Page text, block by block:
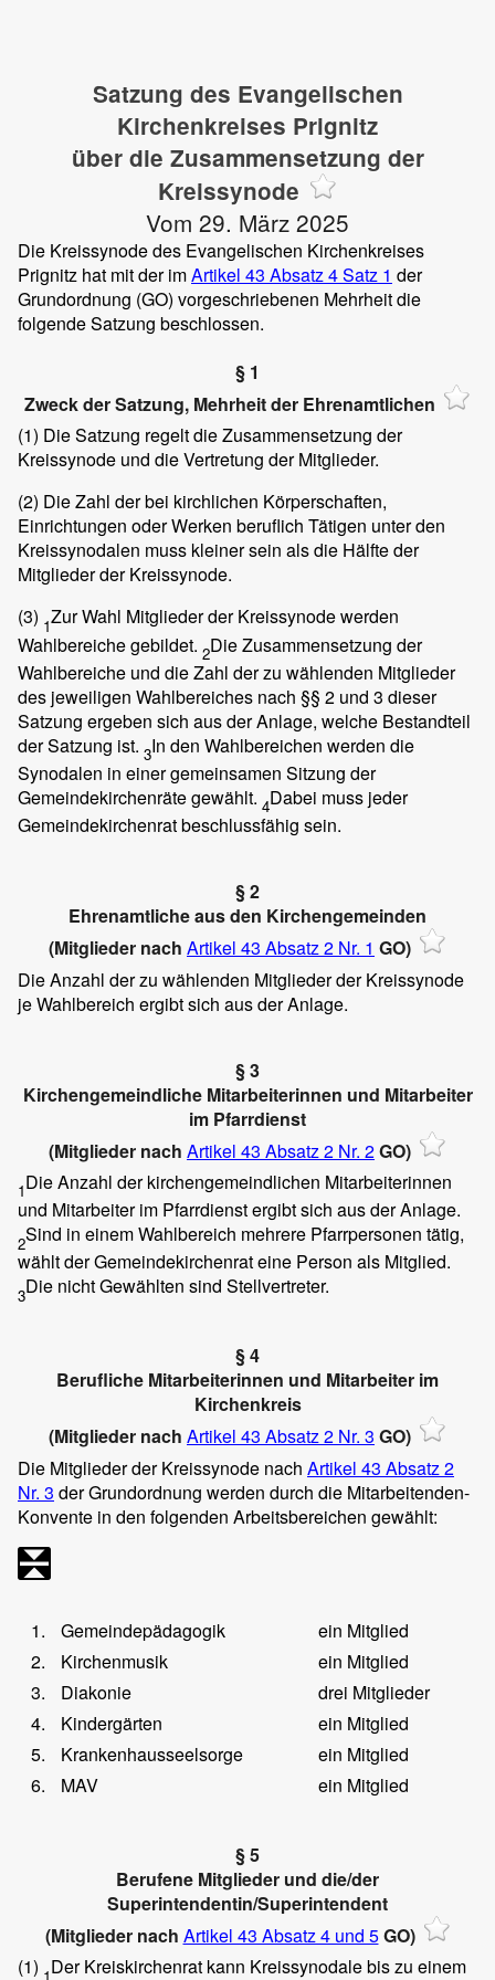
Satzung des Evangelischen
Kirchenkreises Prignitz
über die Zusammensetzung der
Kreissynode
Vom 29. März 2025
Die Kreissynode des Evangelischen Kirchenkreises
Prignitz hat mit der imArtikel 43 Absatz 4 Satz 1 der
Grundordnung (GO) vorgeschriebenen Mehrheit die
folgende Satzung beschlossen.
§ 1
Zweck der Satzung, Mehrheit der Ehrenamtlichen
(1) Die Satzung regelt die Zusammensetzung der
Kreissynode und die Vertretung der Mitglieder.
(2) Die Zahl der bei kirchlichen Körperschaften,
Einrichtungen oder Werken beruflich Tätigen unter den
Kreissynodalen muss kleiner sein als die Hälfte der
Mitglieder der Kreissynode.
(3) 1Zur Wahl Mitglieder der Kreissynode werden
Wahlbereiche gebildet. 2Die Zusammensetzung der
Wahlbereiche und die Zahl der zu wählenden Mitglieder
des jeweiligen Wahlbereiches nach §§ 2 und 3 dieser
Satzung ergeben sich aus der Anlage, welche Bestandteil
der Satzung ist. 3In den Wahlbereichen werden die
Synodalen in einer gemeinsamen Sitzung der
Gemeindekirchenräte gewählt. 4Dabei muss jeder
Gemeindekirchenrat beschlussfähig sein.
§ 2
Ehrenamtliche aus den Kirchengemeinden
(Mitglieder nach Artikel 43 Absatz 2 Nr. 1 GO)
Die Anzahl der zu wählenden Mitglieder der Kreissynode
je Wahlbereich ergibt sich aus der Anlage.
§ 3
Kirchengemeindliche Mitarbeiterinnen und Mitarbeiter
im Pfarrdienst
(Mitglieder nach Artikel 43 Absatz 2 Nr. 2GO)
1Die Anzahl der kirchengemeindlichen Mitarbeiterinnen
und Mitarbeiter im Pfarrdienst ergibt sich aus der Anlage.
2Sind in einem Wahlbereich mehrere Pfarrpersonen tätig,
wählt der Gemeindekirchenrat eine Person als Mitglied.
3Die nicht Gewählten sind Stellvertreter.
§ 4
Berufliche Mitarbeiterinnen und Mitarbeiter im
Kirchenkreis
(Mitglieder nach Artikel 43 Absatz 2 Nr. 3 GO)
Die Mitglieder der Kreissynode nach Artikel 43 Absatz 2
Nr. 3 der Grundordnung werden durch die Mitarbeitenden-
Konvente in den folgenden Arbeitsbereichen gewählt:
1. Gemeindepädagogik
ein Mitglied
2.
Kirchenmusik
ein Mitglied
3.
Diakonie
drei Mitglieder
4.
Kindergärten
ein Mitglied
5.
Krankenhausseelsorge
ein Mitglied
6.
MAV ein Mitglied
§ 5
Berufene Mitglieder und die/der
Superintendentin/Superintendent
(Mitglieder nach Artikel 43 Absatz 4 und 5GO)
(1) Der Kreiskirchenrat kann Kreissynodale bis zu einem